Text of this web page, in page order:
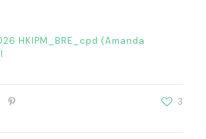
HKIPM_BRE_cpd (Amanda
3